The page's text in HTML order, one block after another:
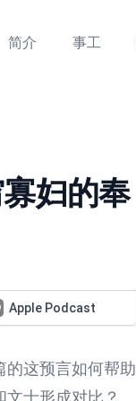
简介 事工
妇的奉
Apple Podcast
的这预言如何帮助
士形成对比？